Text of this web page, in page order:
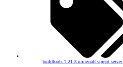
buildtools 1.21.3 minecraft spigot server